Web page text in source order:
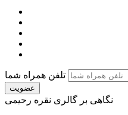
تلفن همراه شما
عضویت
نگاهی بر گالری نقره رحیمی